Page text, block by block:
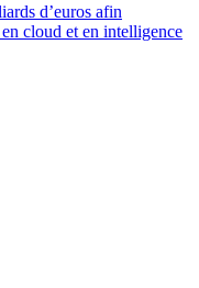
d’euros afin
cloud et en intelligence